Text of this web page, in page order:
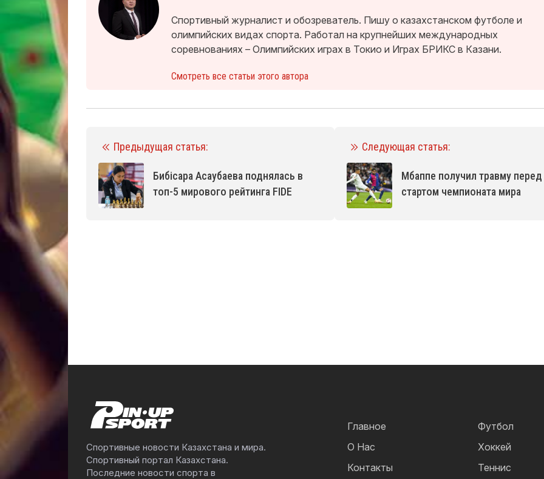
Спортивный журналист и обозреватель. Пишу о казахстанском футболе и
олимпийских видах спорта. Работал на крупнейших международных
соревнованиях – Олимпийских играх в Токио и Играх БРИКС в Казани.
Смотреть все статьи этого автора
Предыдущая статья:
Бибісара Асаубаева поднялась в
топ-5 мирового рейтинга FIDE
Следующая статья:
Мбаппе получил травму перед
стартом чемпионата мира
Спортивные новости Казахстана и мира.
Спортивный портал Казахстана.
Последние новости спорта в
Главное
О Нас
Контакты
Футбол
Хоккей
Теннис